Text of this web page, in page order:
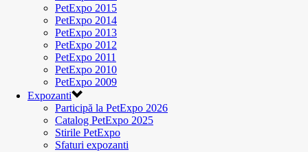
PetExpo 2015
PetExpo 2014
PetExpo 2013
PetExpo 2012
PetExpo 2011
PetExpo 2010
PetExpo 2009
Expozanti
Participă la PetExpo 2026
Catalog PetExpo 2025
Stirile PetExpo
Sfaturi expozanti